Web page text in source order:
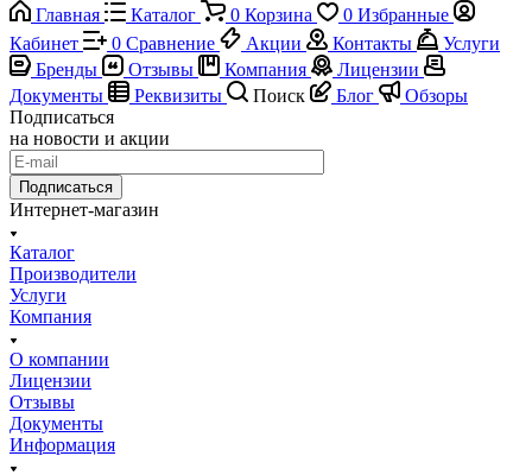
Главная
Каталог 0 Корзина 0 Избранные
Кабинет
0 Сравнение Акции Контакты
Услуги
Бренды
Отзывы Компания
Лицензии
Документы
Реквизиты Поиск Блог
Обзоры
Подписаться
на новости и акции
Подписаться
Интернет-магазин
Каталог
Производители
Услуги
Компания
О компании
Лицензии
Отзывы
Документы
Информация